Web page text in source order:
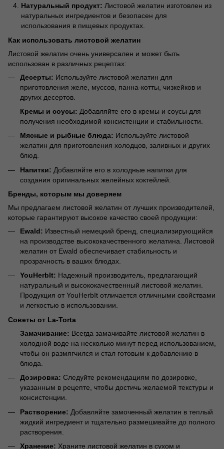
Натуральный продукт: Листовой желатин изготовлен из
натуральных ингредиентов и безопасен для
использования в пищевых продуктах.
Как использовать листовой желатин
Листовой желатин очень универсален и может быть
использован в различных рецептах:
Десерты: Используйте листовой желатин для
приготовления желе, муссов, панна-котты, чизкейков и
других десертов.
Кремы и соусы: Добавляйте его в кремы и соусы для
получения необходимой консистенции и стабильности.
Мясные и рыбные блюда: Используйте листовой
желатин для приготовления холодцов, заливных и других
блюд.
Напитки: Добавляйте его в холодные напитки для
создания оригинальных желейных коктейлей.
Бренды, которым мы доверяем
Мы предлагаем листовой желатин от лучших производителей,
которые гарантируют высокое качество своей продукции:
Ewald: Известный немецкий бренд, специализирующийся
на производстве высококачественного желатина. Листовой
желатин от Ewald обеспечивает стабильность и
прозрачность в ваших блюдах.
YouHerbIt: Надежный производитель, предлагающий
натуральный и высококачественный листовой желатин.
Продукция от YouHerbIt отличается отличными свойствами
и легкостью в использовании.
Советы от La-Torta
Замачивание: Всегда замачивайте листовой желатин в
холодной воде на несколько минут перед использованием,
чтобы он размягчился и стал готовым к добавлению в
блюда.
Дозировка: Следуйте рекомендациям по дозировке,
указанным в рецепте, чтобы достичь желаемой текстуры и
консистенции.
Растворение: Добавляйте замоченный желатин в теплый
жидкий ингредиент и тщательно размешивайте до полного
растворения.
Хранение: Храните листовой желатин в сухом и